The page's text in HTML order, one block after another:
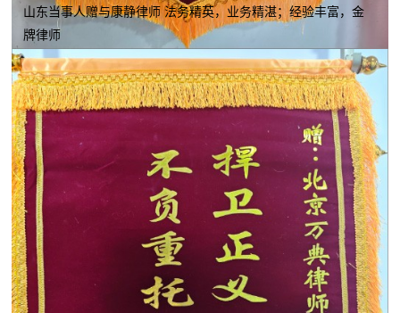
山东当事人赠与康静律师 法务精英，业务精湛；经验丰富，金
牌律师